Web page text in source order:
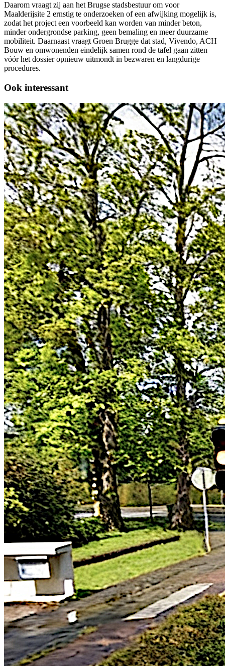
Daarom vraagt zij aan het Brugse stadsbestuur om voor
Maalderijsite 2 ernstig te onderzoeken of een afwijking mogelijk is,
zodat het project een voorbeeld kan worden van minder beton,
minder ondergrondse parking, geen bemaling en meer duurzame
mobiliteit. Daarnaast vraagt Groen Brugge dat stad, Vivendo, ACH
Bouw en omwonenden eindelijk samen rond de tafel gaan zitten
vóór het dossier opnieuw uitmondt in bezwaren en langdurige
procedures.
Ook interessant